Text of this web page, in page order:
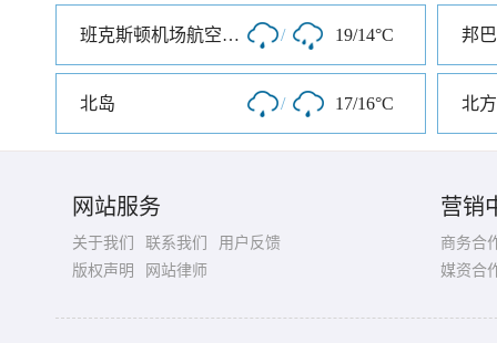
班克斯顿机场航空气象处 / 19/14°C 邦
北岛 / 17/16°C 北
网站服务
关于我们 联系我们
用户反馈
版权声明
网站律师
营销
商务合
媒资合